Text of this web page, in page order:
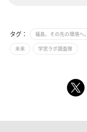
タグ： 福島、その先の環境へ。
未来 学窓ラボ調査隊